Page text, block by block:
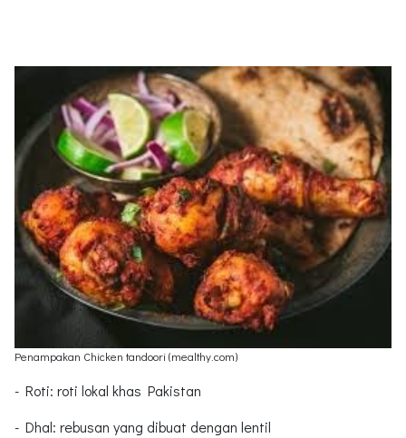
Penampakan Chicken tandoori (mealthy.com)
- Roti: roti lokal khas Pakistan
- Dhal: rebusan yang dibuat dengan lentil